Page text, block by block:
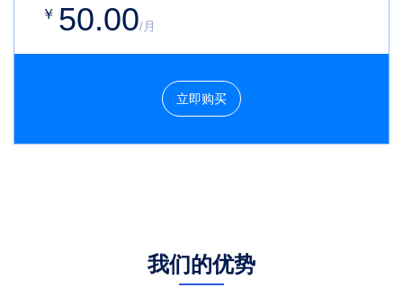
￥ 50.00/月
立即购买
我们的优势